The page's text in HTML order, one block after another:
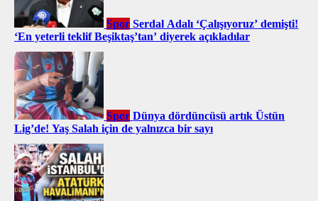
Spor Serdal Adalı ‘Çalışıyoruz’ demişti!
‘En yeterli teklif Beşiktaş’tan’ diyerek açıkladılar
Spor Dünya dördüncüsü artık Üstün
Lig’de! Yaş Salah için de yalnızca bir sayı